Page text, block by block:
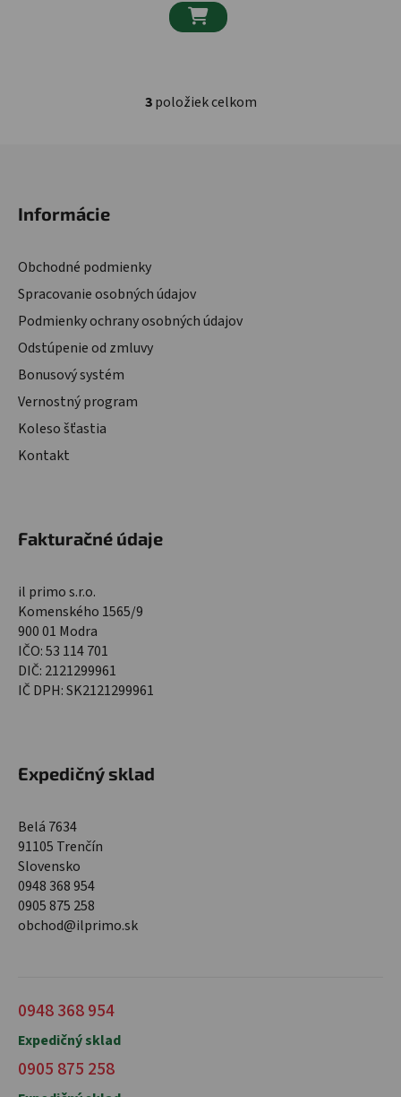

Ovládacie prvky výpisu
3položiek celkom
Informácie
Obchodné podmienky
Spracovanie osobných údajov
Podmienky ochrany osobných údajov
Odstúpenie od zmluvy
Bonusový systém
Vernostný program
Koleso šťastia
Kontakt
Fakturačné údaje
il primo s.r.o.
Komenského 1565/9
900 01 Modra
IČO: 53 114 701
DIČ: 2121299961
IČ DPH: SK2121299961
Expedičný sklad
Belá 7634
91105 Trenčín
Slovensko
0948 368 954
0905 875 258
obchod@ilprimo.sk
0948 368 954
Expedičný sklad
0905 875 258